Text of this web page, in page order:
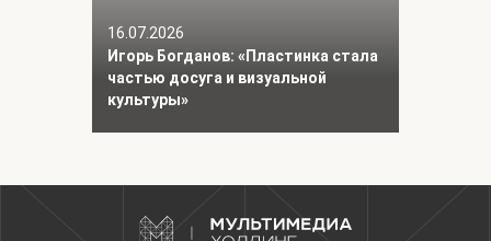
16.07.2026
Игорь Богданов: «Пластинка стала
частью досуга и визуальной
культуры»